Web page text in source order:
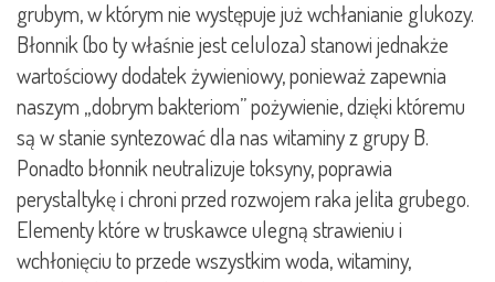
grubym, w którym nie występuje już wchłanianie glukozy.
Błonnik (bo ty właśnie jest celuloza) stanowi jednakże
wartościowy dodatek żywieniowy, ponieważ zapewnia
naszym „dobrym bakteriom” pożywienie, dzięki któremu
są w stanie syntezować dla nas witaminy z grupy B.
Ponadto błonnik neutralizuje toksyny, poprawia
perystaltykę i chroni przed rozwojem raka jelita grubego.
Elementy które w truskawce ulegną strawieniu i
wchłonięciu to przede wszystkim woda, witaminy,